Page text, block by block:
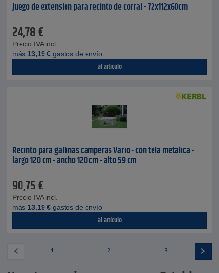
Juego de extensión para recinto de corral - 72x112x60cm
24,78€
Precio IVA incl.
más 13,19 € gastos de envío
al artículo
Recinto para gallinas camperas Vario - con tela metálica -
largo 120 cm - ancho 120 cm - alto 59 cm
90,75€
Precio IVA incl.
más 13,19 € gastos de envío
al artículo
1 2 3